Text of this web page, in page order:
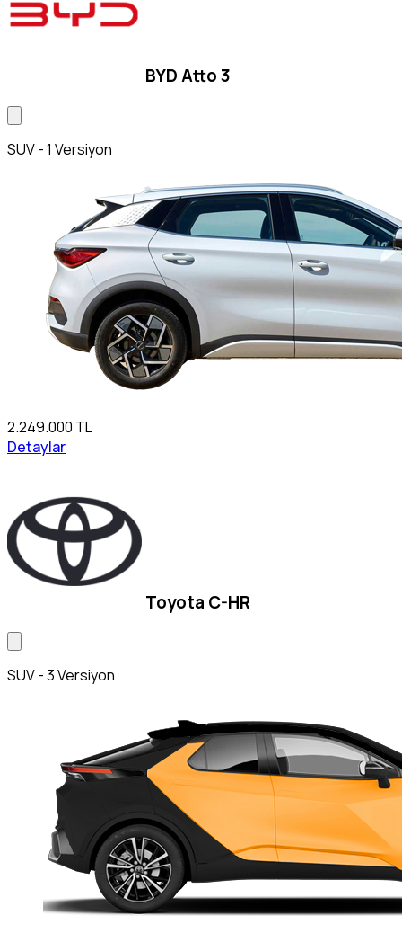
BYD Atto 3
SUV - 1 Versiyon
2.249.000 TL
Detaylar
Toyota C-HR
SUV - 3 Versiyon